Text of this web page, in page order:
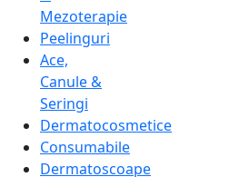
Mezoterapie
Peelinguri
Ace,
Canule &
Seringi
Dermatocosmetice
Consumabile
Dermatoscoape